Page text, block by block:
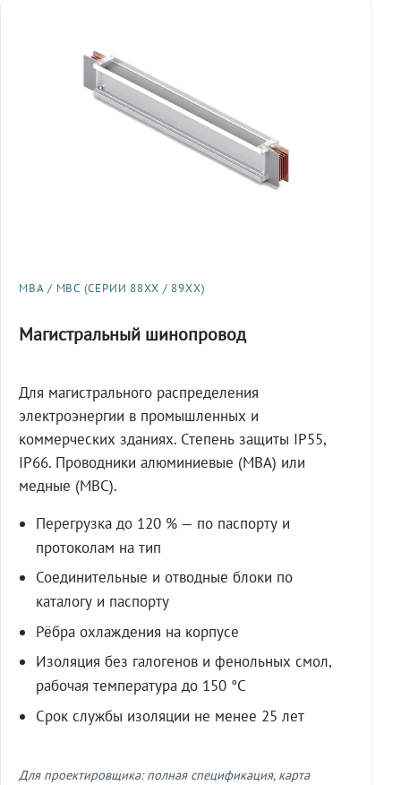
МВА / МВС (СЕРИИ 88XX / 89XX)
Магистральный шинопровод
Для магистрального распределения
электроэнергии в промышленных и
коммерческих зданиях. Степень защиты IP55,
IP66. Проводники алюминиевые (МВА) или
медные (МВС).
Перегрузка до 120 % — по паспорту и
протоколам на тип
Соединительные и отводные блоки по
каталогу и паспорту
Рёбра охлаждения на корпусе
Изоляция без галогенов и фенольных смол,
рабочая температура до 150 °C
Срок службы изоляции не менее 25 лет
Для проектировщика: полная спецификация, карта